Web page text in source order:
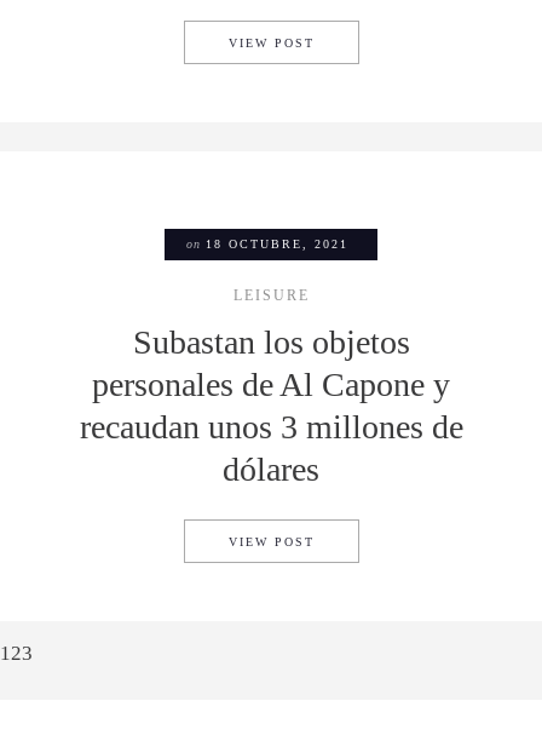
VIEW POST
on 18 OCTUBRE, 2021
LEISURE
Subastan los objetos
personales de Al Capone y
recaudan unos 3 millones de
dólares
VIEW POST
123